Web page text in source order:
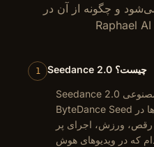
و چگونه از آن در
1 Seedance 2.0 چیست؟
Seedance 2.0 مدل پرچمدار ویدیوی هوش مصنوعی
ByteDance Seed است. این یکی از قوی‌ترین مدل‌ها در
ورزش، اجرای پر
که در ویدیوهای هوش